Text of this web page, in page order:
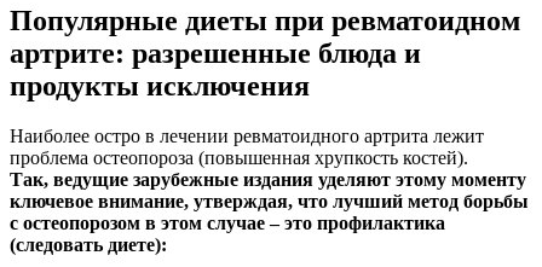
Популярные диеты при ревматоидном
артрите: разрешенные блюда и
продукты исключения
Наиболее остро в лечении ревматоидного артрита лежит
проблема остеопороза (повышенная хрупкость костей).
Так, ведущие зарубежные издания уделяют этому моменту
ключевое внимание, утверждая, что лучший метод борьбы
с остеопорозом в этом случае – это профилактика
(следовать диете):